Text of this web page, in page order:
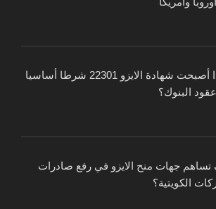
لماذا أصبحت شهادة الايزو 22301 شرطا أساسيا
البنوك؟
جهات منح الايزو في رفع صادرات
الكويتية؟